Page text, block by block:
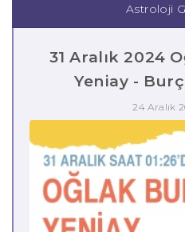
Astroloji
31 Aralık 2024
Yeniay -
24 Aralık